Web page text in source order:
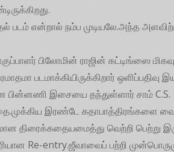
படம் என்றால் நம்ப முடியலே.அந்த
பிலோமின் ராஜின் கட்டிங்ஸை
படமாக்கியிருக்கிறார்
பின்னணி இசையை தந்துள்ளார் சாம் C.S.
இரண்டே கதாபாத்திரங்களை
திரைக்கதையமைத்து வெற்றி பெற்று
Re-entry.ஜீவாவைப் பற்றி